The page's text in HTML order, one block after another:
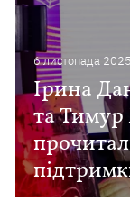
6 листопада 2025
Ірина
та